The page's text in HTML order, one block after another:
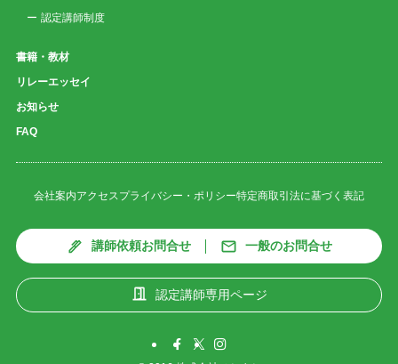
認定講師制度
書籍・教材
リレーエッセイ
お知らせ
FAQ
会社案内アクセスプライバシー・ポリシー特定商取引法に基づく表記
講師依頼お問合せ 一般のお問合せ
認定講師専用ページ